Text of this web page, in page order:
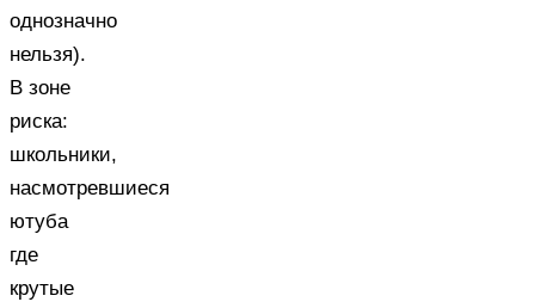
однозначно
нельзя).
В зоне
риска:
школьники,
насмотревшиеся
ютуба
где
крутые